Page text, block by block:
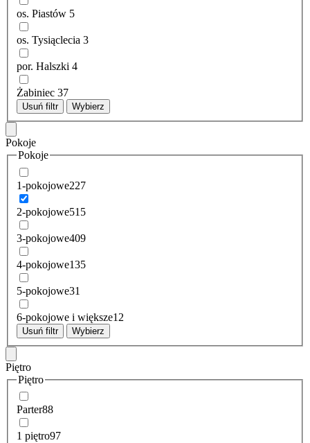
os. Piastów 5
os. Tysiąclecia 3
por. Halszki 4
Żabiniec 37
Usuń filtr Wybierz
Pokoje
Pokoje
1-pokojowe227
2-pokojowe515
3-pokojowe409
4-pokojowe135
5-pokojowe31
6-pokojowe i większe12
Usuń filtr Wybierz
Piętro
Piętro
Parter88
1 piętro97